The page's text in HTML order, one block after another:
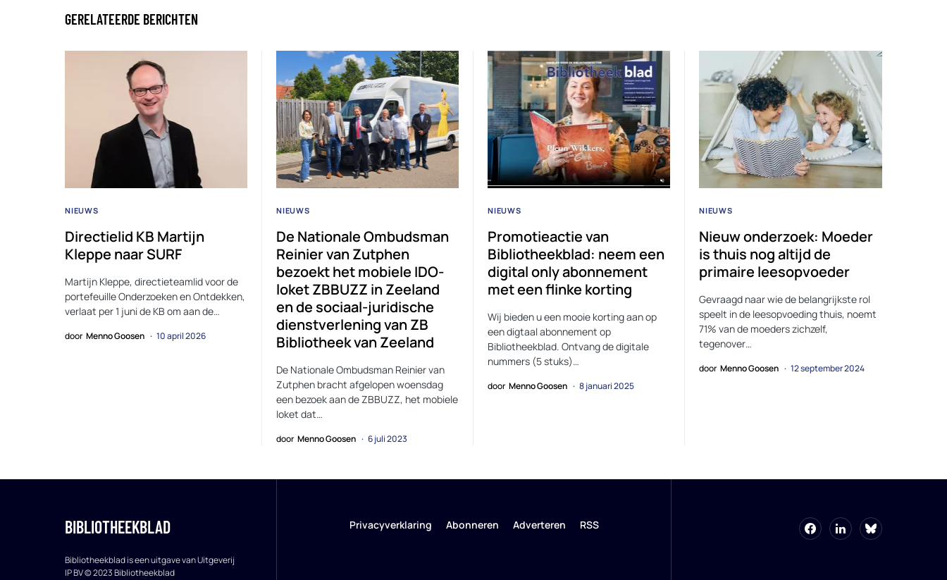
GERELATEERDE BERICHTEN
NIEUWS
Directielid KB Martijn
Kleppe naar SURF
Martijn Kleppe, directieteamlid voor de
portefeuille Onderzoeken en Ontdekken,
verlaat per 1 juni de KB om aan de…
door Menno Goosen 10 april 2026
NIEUWS
De Nationale Ombudsman
Reinier van Zutphen
bezoekt het mobiele IDO-
loket ZBBUZZ in Zeeland
en de sociaal-juridische
dienstverlening van ZB
Bibliotheek van Zeeland
De Nationale Ombudsman Reinier van
Zutphen bracht afgelopen woensdag
een bezoek aan de ZBBUZZ, het mobiele
loket dat…
door Menno Goosen 6 juli 2023
NIEUWS
Promotieactie van
Bibliotheekblad: neem een
digital only abonnement
met een flinke korting
Wij bieden u een mooie korting aan op
een digtaal abonnement op
Bibliotheekblad. Ontvang de digitale
nummers (5 stuks)…
door Menno Goosen 8 januari 2025
NIEUWS
Nieuw onderzoek: Moeder
is thuis nog altijd de
primaire leesopvoeder
Gevraagd naar wie de belangrijkste rol
speelt in de leesopvoeding thuis, noemt
71% van de moeders zichzelf,
tegenover…
door Menno Goosen 12 september 2024
BIBLIOTHEEKBLAD
Bibliotheekblad is een uitgave van Uitgeverij
IP BV © 2023 Bibliotheekblad
Privacyverklaring Abonneren Adverteren RSS